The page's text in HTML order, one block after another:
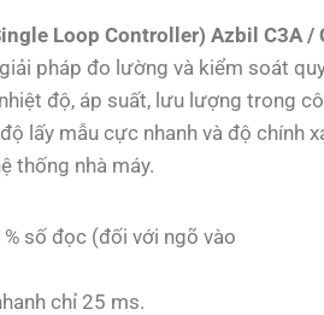
Loop Controller) Azbil C3A /
pháp đo lường và kiểm soát
độ, áp suất, lưu lượng trong
lấy mẫu cực nhanh và độ chính
thống nhà máy.
số đọc (đối với ngõ vào
chỉ 25 ms.